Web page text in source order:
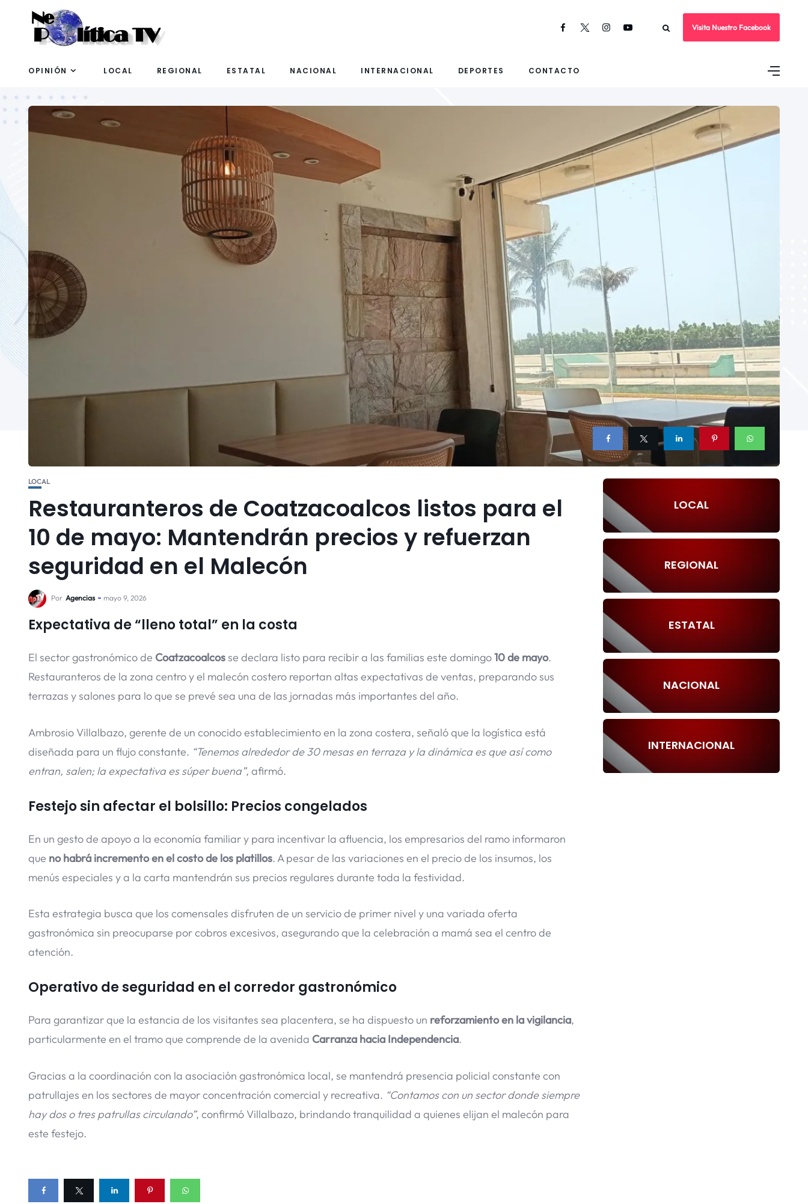
Visita Nuestro Facebook
OPINIÓN LOCAL REGIONAL ESTATAL NACIONAL INTERNACIONAL DEPORTES CONTACTO
LOCAL
Restauranteros de Coatzacoalcos listos para el
10 de mayo: Mantendrán precios y refuerzan
seguridad en el Malecón
Por Agencias mayo 9, 2026
Expectativa de “lleno total” en la costa
El sector gastronómico de Coatzacoalcosse declara listo para recibir a las familias este domingo10 de mayo.
Restauranteros de la zona centro y el malecón costero reportan altas expectativas de ventas, preparando sus
terrazas y salones para lo que se prevé sea una de las jornadas más importantes del año.
Ambrosio Villalbazo, gerente de un conocido establecimiento en la zona costera, señaló que la logística está
diseñada para un flujo constante. “Tenemos alrededor de 30 mesas en terraza y la dinámica es que así como
entran, salen; la expectativa es súper buena”, afirmó.
Festejo sin afectar el bolsillo: Precios congelados
En un gesto de apoyo a la economía familiar y para incentivar la afluencia, los empresarios del ramo informaron
que no habrá incremento en el costo de los platillos. A pesar de las variaciones en el precio de los insumos, los
menús especiales y a la carta mantendrán sus precios regulares durante toda la festividad.
Esta estrategia busca que los comensales disfruten de un servicio de primer nivel y una variada oferta
gastronómica sin preocuparse por cobros excesivos, asegurando que la celebración a mamá sea el centro de
atención.
Operativo de seguridad en el corredor gastronómico
Para garantizar que la estancia de los visitantes sea placentera, se ha dispuesto un reforzamiento en la vigilancia,
particularmente en el tramo que comprende de la avenida Carranza hacia Independencia.
Gracias a la coordinación con la asociación gastronómica local, se mantendrá presencia policial constante con
patrullajes en los sectores de mayor concentración comercial y recreativa. “Contamos con un sector donde siempre
hay dos o tres patrullas circulando”, confirmó Villalbazo, brindando tranquilidad a quienes elijan el malecón para
este festejo.
LOCAL
REGIONAL
ESTATAL
NACIONAL
INTERNACIONAL